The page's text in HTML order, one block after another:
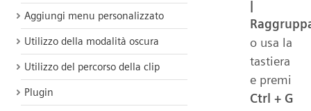
Aggiungi menu personalizzato
Utilizzo della modalità oscura
Utilizzo del percorso della clip
Plugin
|
o usa la
tastiera
e premi
Ctrl + G